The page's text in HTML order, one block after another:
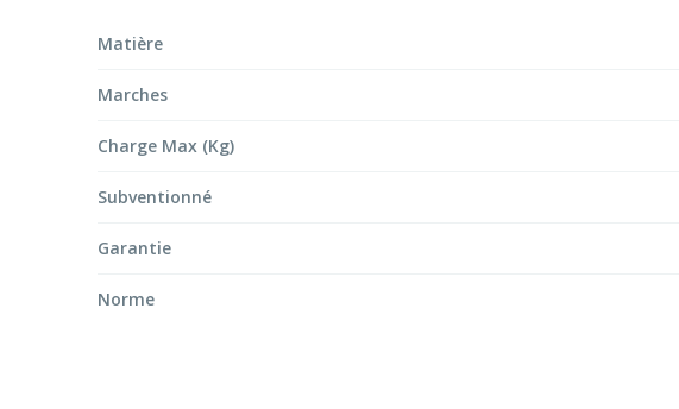
Matière
Marches
Charge Max (Kg)
Subventionné
Garantie
Norme